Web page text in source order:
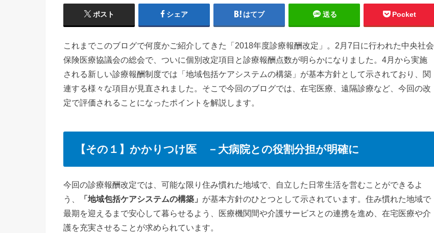
ポスト シェア はてブ 送る Pocket
これまでこのブログで何度かご紹介してきた「2018年度診療報酬改定」。2月7日に行われた中央社会
保険医療協議会の総会で、ついに個別改定項目と診療報酬点数が明らかになりました。4月から実施
される新しい診療報酬制度では「地域包括ケアシステムの構築」が基本方針として示されており、関
連する様々な項目が見直されました。そこで今回のブログでは、在宅医療、遠隔診療など、今回の改
定で評価されることになったポイントを解説します。
【その１】かかりつけ医 －大病院との役割分担が明確に
今回の診療報酬改定では、可能な限り住み慣れた地域で、自立した日常生活を営むことができるよ
う、
「地域包括ケアシステムの構築」 が基本方針のひとつとして示されています。住み慣れた地域で
最期を迎えるまで安心して暮らせるよう、医療機関間や介護サービスとの連携を進め、在宅医療や介
護を充実させることが求められています。